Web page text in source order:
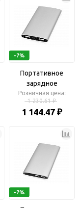
-7%
Портативное
зарядное
устройство «Мун»,
4400 mAh
Розничная цена:
1 230.61 ₽
1 144.47 ₽
-7%